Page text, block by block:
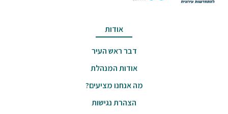
אודות
דבר ראש העיר
אודות המנהלת
מה אנחנו מציעים?
הצהרת נגישות